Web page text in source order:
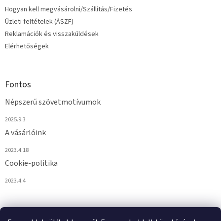
Hogyan kell megvásárolni/Szállítás/Fizetés
Üzleti feltételek (ÁSZF)
Reklamációk és visszaküldések
Elérhetőségek
Fontos
Népszerű szövetmotívumok
2025.9.3
A vásárlóink
2023.4.18
Cookie-politika
2023.4.4